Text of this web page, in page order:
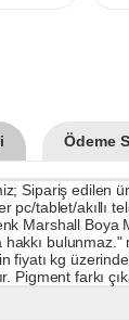
Ödeme
Sipariş edilen
pc/tablet/akıllı
Marshall Boya
fiyatı kg
Pigment farkı